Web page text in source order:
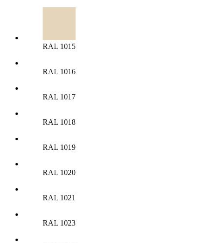
RAL 1015
RAL 1016
RAL 1017
RAL 1018
RAL 1019
RAL 1020
RAL 1021
RAL 1023